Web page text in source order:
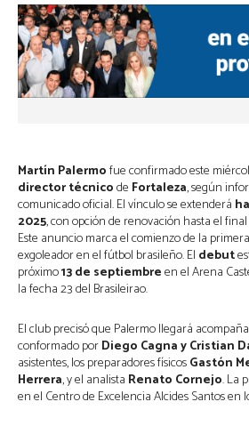
Martín Palermofue confirmado este
director técnicode Fortaleza, según
comunicado oficial. El vínculo se extenderá
2025, con opción de renovación hasta el
Este anuncio marca el comienzo de la
exgoleador en el fútbol brasileño. El debut
próximo13 de septiembreen el Arena
la fecha 23 del Brasileirao.
El club precisó que Palermo llegará
conformado porDiego Cagna y Cristian
asistentes, los preparadores físicosGastón
Herrera, y el analista Renato Cornejo. La
en el Centro de Excelencia Alcides Santos en